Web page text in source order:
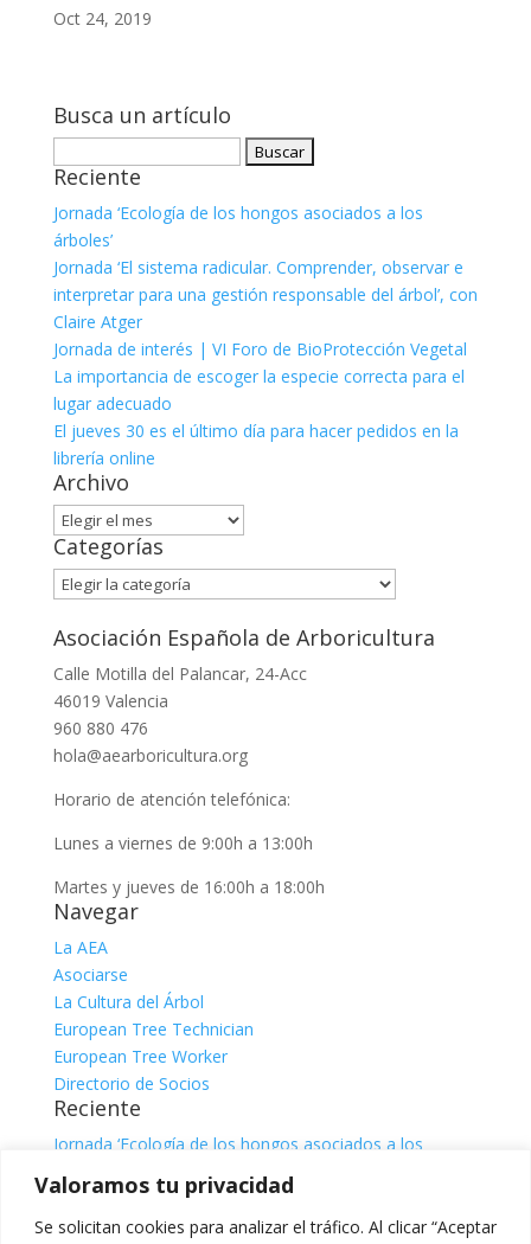
Valoramos tu privacidad
Se solicitan cookies para analizar el tráfico. Al clicar “Aceptar
Oct 24, 2019
Busca un artículo
Reciente
Jornada ‘Ecología de los hongos asociados a los
árboles’
Jornada ‘El sistema radicular. Comprender, observar e
interpretar para una gestión responsable del árbol’, con
Claire Atger
Jornada de interés | VI Foro de BioProtección Vegetal
La importancia de escoger la especie correcta para el
lugar adecuado
El jueves 30 es el último día para hacer pedidos en la
librería online
Archivo
Archivo
Categorías
Categorías
Asociación Española de Arboricultura
Calle Motilla del Palancar, 24-Acc
46019 Valencia
960 880 476
hola@aearboricultura.org
Horario de atención telefónica:
Lunes a viernes de 9:00h a 13:00h
Martes y jueves de 16:00h a 18:00h
Navegar
La AEA
Asociarse
La Cultura del Árbol
European Tree Technician
European Tree Worker
Directorio de Socios
Reciente
Jornada ‘Ecología de los hongos asociados a los
árboles’
julio 31, 2026
Jornada ‘El sistema radicular. Comprender, observar e
interpretar para una gestión responsable del árbol’, con